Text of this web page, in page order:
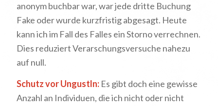
anonym buchbar war, war jede dritte Buchung
Fake oder wurde kurzfristig abgesagt. Heute
kann ich im Fall des Falles ein Storno verrechnen.
Dies reduziert Verarschungsversuche nahezu
auf null.
Schutz vor Ungustln:Es gibt doch eine gewisse
Anzahl an Individuen, die ich nicht oder nicht